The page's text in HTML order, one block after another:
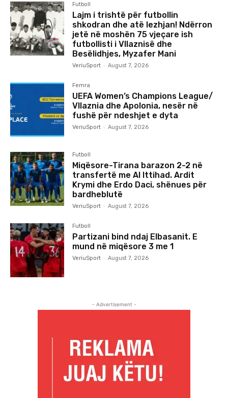
Futboll
Lajm i trishtë për futbollin
shkodran dhe atë lezhjan! Ndërron
jetë në moshën 75 vjeçare ish
futbollisti i Vllaznisë dhe
Besëlidhjes, Myzafer Mani
VeriuSport - August 7, 2026
Femra
UEFA Women’s Champions League/
Vllaznia dhe Apolonia, nesër në
fushë për ndeshjet e dyta
VeriuSport - August 7, 2026
Futboll
Miqësore-Tirana barazon 2-2 në
transfertë me Al Ittihad. Ardit
Krymi dhe Erdo Daci, shënues për
bardheblutë
VeriuSport - August 7, 2026
Futboll
Partizani bind ndaj Elbasanit. E
mund në miqësore 3 me 1
VeriuSport - August 7, 2026
- Advertisement -